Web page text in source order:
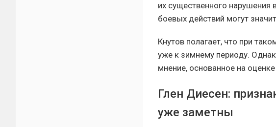
их существенного
боевых действий могут
Кнутов полагает, что при
уже к зимнему периоду.
мнение, основанное на
Глен Диесен:
уже заметны